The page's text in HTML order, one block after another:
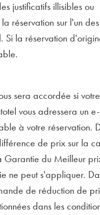
justificatifs illisibles ou
réservation sur l'un des
Si la réservation
sera accordée si votre
vous adressera un
à votre réservation.
de prix sur la
Garantie du Meilleur
ne peut s'appliquer.
de réduction de
dans les